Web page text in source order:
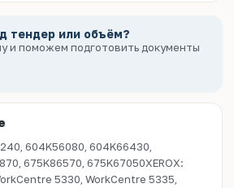
тендер или объём?
и поможем подготовить документы
604K56080, 604K66430,
675K86570, 675K67050XEROX:
5330, WorkCentre 5335,